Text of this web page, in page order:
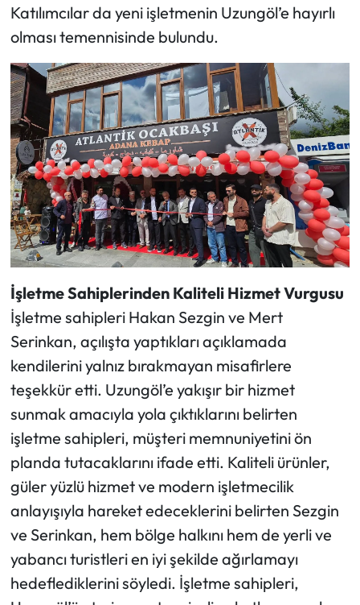
Katılımcılar da yeni işletmenin Uzungöl’e hayırlı
olması temennisinde bulundu.
İşletme Sahiplerinden Kaliteli Hizmet Vurgusu
İşletme sahipleri Hakan Sezgin ve Mert
Serinkan, açılışta yaptıkları açıklamada
kendilerini yalnız bırakmayan misafirlere
teşekkür etti. Uzungöl’e yakışır bir hizmet
sunmak amacıyla yola çıktıklarını belirten
işletme sahipleri, müşteri memnuniyetini ön
planda tutacaklarını ifade etti. Kaliteli ürünler,
güler yüzlü hizmet ve modern işletmecilik
anlayışıyla hareket edeceklerini belirten Sezgin
ve Serinkan, hem bölge halkını hem de yerli ve
yabancı turistleri en iyi şekilde ağırlamayı
hedeflediklerini söyledi. İşletme sahipleri,